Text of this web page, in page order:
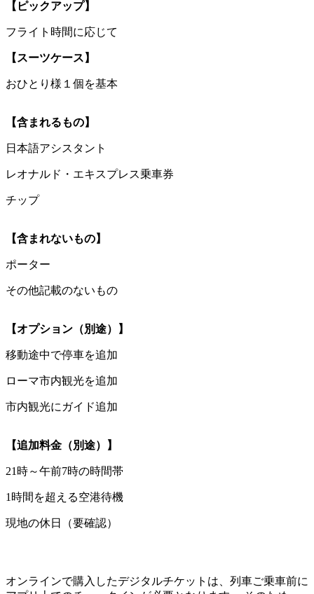
【ピックアップ】
フライト時間に応じて
【スーツケース】
おひとり様１個を基本
【含まれるもの】
日本語アシスタント
レオナルド・エキスプレス乗車券
チップ
【含まれないもの】
ポーター
その他記載のないもの
【オプション（別途）】
移動途中で停車を追加
ローマ市内観光を追加
市内観光にガイド追加
【追加料金（別途）】
21時～午前7時の時間帯
1時間を超える空港待機
現地の休日（要確認）
オンラインで購入したデジタルチケットは、列車ご乗車前に